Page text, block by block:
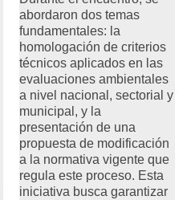
abordaron dos temas
fundamentales: la
homologación de criterios
técnicos aplicados en las
evaluaciones ambientales
a nivel nacional, sectorial y
municipal, y la
presentación de una
propuesta de modificación
a la normativa vigente que
regula este proceso. Esta
iniciativa busca garantizar